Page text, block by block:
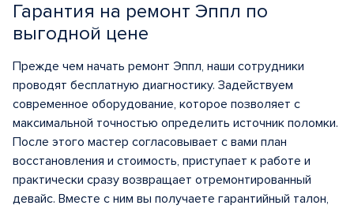
Гарантия на ремонт Эппл по
выгодной цене
Прежде чем начать ремонт Эппл, наши сотрудники
проводят бесплатную диагностику. Задействуем
современное оборудование, которое позволяет с
максимальной точностью определить источник поломки.
После этого мастер согласовывает с вами план
восстановления и стоимость, приступает к работе и
практически сразу возвращает отремонтированный
девайс. Вместе с ним вы получаете гарантийный талон,